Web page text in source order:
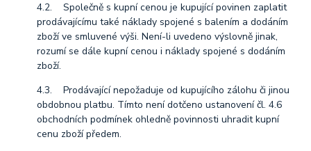
4.2. Společně s kupní cenou je kupující povinen zaplatit
prodávajícímu také náklady spojené s balením a dodáním
zboží ve smluvené výši. Není-li uvedeno výslovně jinak,
rozumí se dále kupní cenou i náklady spojené s dodáním
zboží.
4.3. Prodávající nepožaduje od kupujícího zálohu či jinou
obdobnou platbu. Tímto není dotčeno ustanovení čl. 4.6
obchodních podmínek ohledně povinnosti uhradit kupní
cenu zboží předem.